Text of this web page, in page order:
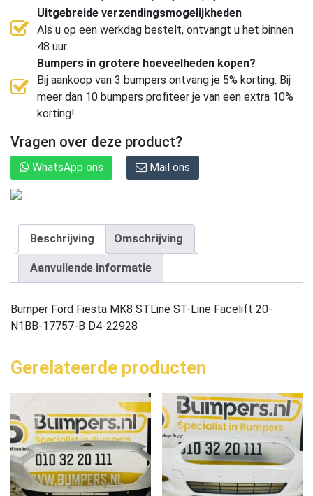
Uitgebreide verzendingsmogelijkheden
Als u op een werkdag bestelt, ontvangt u het binnen
48 uur.
Bumpers in grotere hoeveelheden kopen?
Bij aankoop van 3 bumpers ontvang je 5% korting. Bij
meer dan 10 bumpers profiteer je van een extra 10%
korting!
Vragen over deze product?
WhatsApp ons Mail ons
Beschrijving Omschrijving
Aanvullende informatie
Bumper Ford Fiesta MK8 STLine ST-Line Facelift 20-
N1BB-17757-B D4-22928
Gerelateerde producten